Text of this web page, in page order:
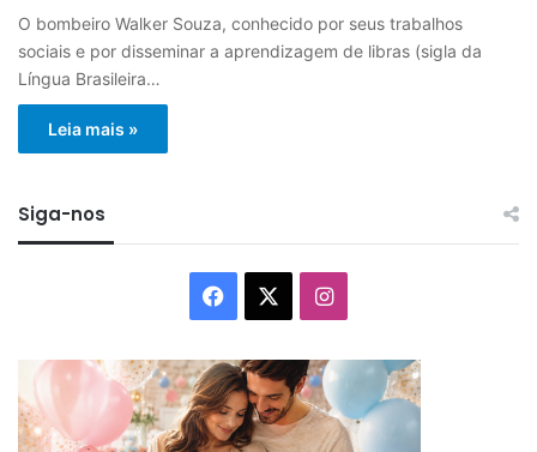
O bombeiro Walker Souza, conhecido por seus trabalhos
sociais e por disseminar a aprendizagem de libras (sigla da
Língua Brasileira…
Leia mais »
Siga-nos
Facebook Instagram